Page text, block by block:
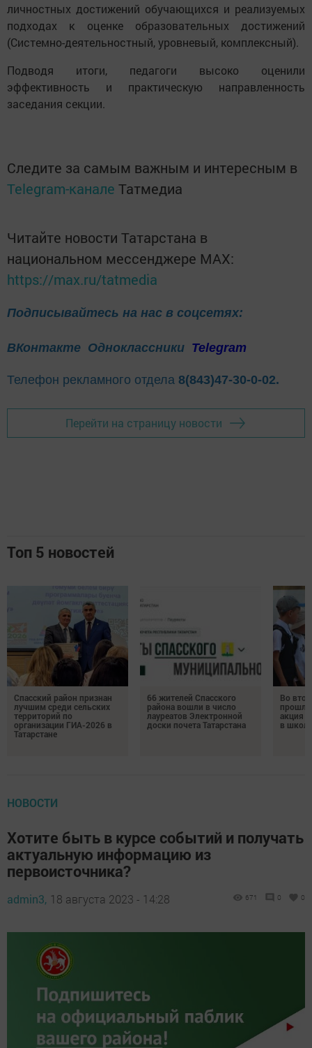
личностных достижений обучающихся и реализуемых
подходах к оценке образовательных достижений
(Системно-деятельностный, уровневый, комплексный).
Подводя итоги, педагоги высоко оценили
эффективность и практическую направленность
заседания секции.
Следите за самым важным и интересным в
Telegram-канале Татмедиа
Читайте новости Татарстана в
национальном мессенджере MАХ:
https://max.ru/tatmedia
Подписывайтесь на нас в соцсетях:
ВКонтакте Одноклассники Telegram
Телефон рекламного отдела 8(843)47-30-0-02.
Перейти на страницу новости
Топ 5 новостей
Спасский район признан
лучшим среди сельских
территорий по
организации ГИА-2026 в
Татарстане
66 жителей Спасского
района вошли в число
лауреатов Электронной
доски почета Татарстана
Во
прошла
акция
в
НОВОСТИ
Хотите быть в курсе событий и получать
актуальную информацию из
первоисточника?
admin3, 18 августа 2023 - 14:28 671 0 0